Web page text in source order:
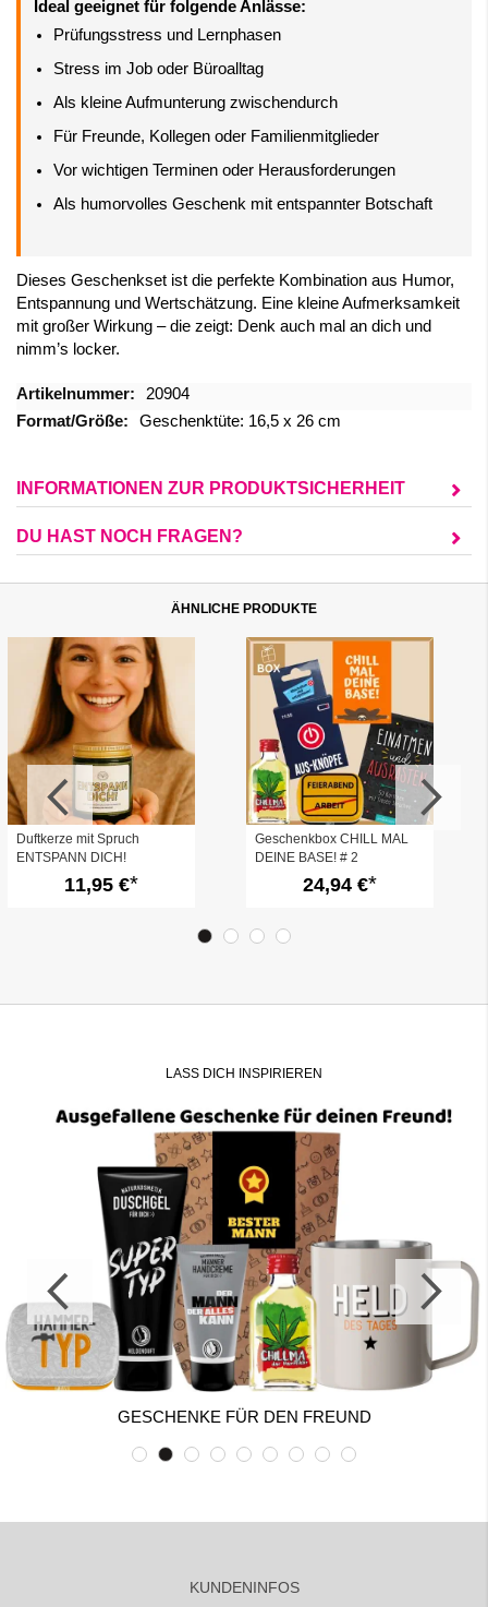
Ideal geeignet für folgende Anlässe:
Prüfungsstress und Lernphasen
Stress im Job oder Büroalltag
Als kleine Aufmunterung zwischendurch
Für Freunde, Kollegen oder Familienmitglieder
Vor wichtigen Terminen oder Herausforderungen
Als humorvolles Geschenk mit entspannter Botschaft
Dieses Geschenkset ist die perfekte Kombination aus Humor,
Entspannung und Wertschätzung. Eine kleine Aufmerksamkeit
mit großer Wirkung – die zeigt: Denk auch mal an dich und
nimm’s locker.
Mehr
Informationen
20904
Geschenktüte: 16,5 x 26 cm
INFORMATIONEN ZUR PRODUKTSICHERHEIT
DU HAST NOCH FRAGEN?
ÄHNLICHE PRODUKTE
Duftkerze mit Spruch
ENTSPANN DICH!
11,95 €
Geschenkbox CHILL MAL
DEINE BASE! # 2
24,94 €
LASS DICH INSPIRIEREN
GESCHENKE FÜR DEN FREUND
KUNDENINFOS